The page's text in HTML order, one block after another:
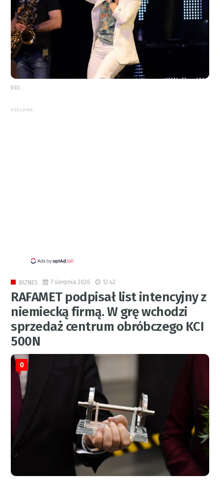
RED.
REKLAMA
BIZNES 7 sierpnia 2026 12:42
RAFAMET podpisał list intencyjny z
niemiecką firmą. W grę wchodzi
sprzedaż centrum obróbczego KCI
500N
0